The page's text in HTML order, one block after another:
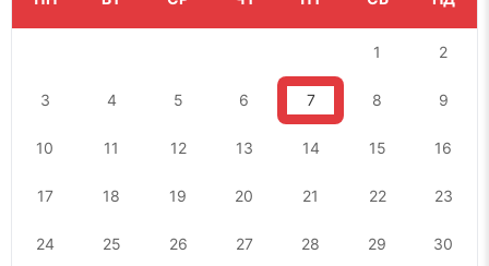
1 2
3 4 5 6 7 8 9
10 11 12 13 14 15 16
17 18 19 20 21 22 23
24 25 26 27 28 29 30